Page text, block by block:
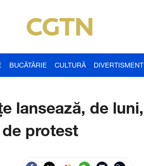
BUCĂTĂRIE CULTURĂ DIVERTISMENT
lansează, de luni,
protest